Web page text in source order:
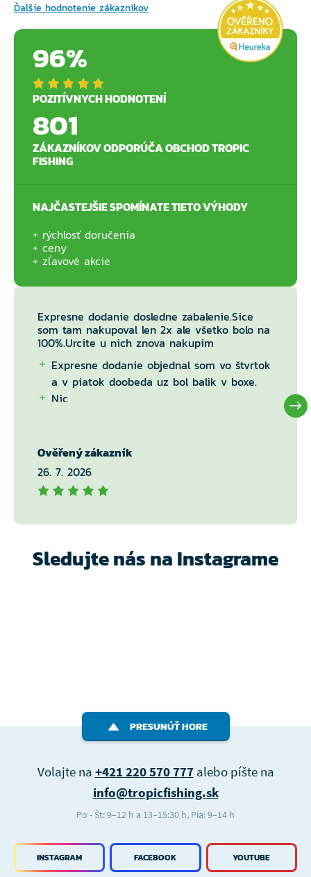
Ďalšie hodnotenie zákazníkov
96%
POZITÍVNYCH HODNOTENÍ
801
ZÁKAZNÍKOV ODPORÚČA OBCHOD TROPIC
FISHING
NAJČASTEJŠIE SPOMÍNATE TIETO VÝHODY
rýchlosť doručenia
ceny
zľavové akcie
Expresne dodanie dosledne zabalenie.Sice
som tam nakupoval len 2x ale všetko bolo na
100%.Urcite u nich znova nakupim
Expresne dodanie objednal som vo štvrtok
a v piatok doobeda uz bol balik v boxe.
Nic
Ověřený zákazník
26. 7. 2026
Sledujte nás na Instagrame
PRESUNÚŤ HORE
INSTAGRAM FACEBOOK YOUTUBE
Volajte na +421 220 570 777alebo píšte na
info@tropicfishing.sk
Po - Št: 9–12 h a 13–15:30 h, Pia: 9–14 h